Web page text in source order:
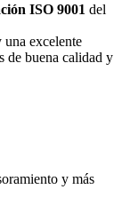
ISO 9001 del
una excelente
de buena calidad y
y más